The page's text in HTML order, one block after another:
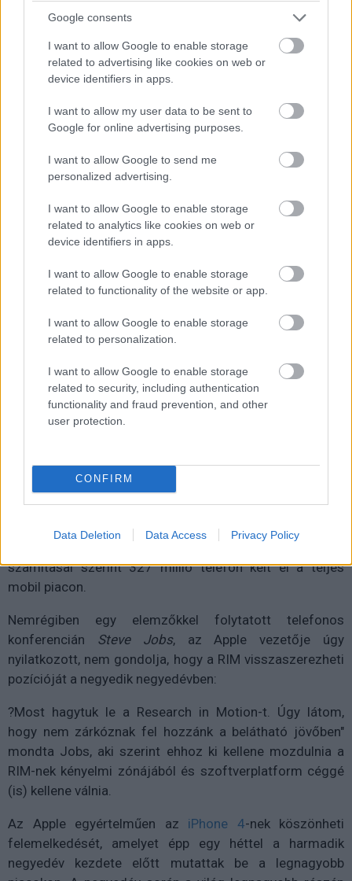
Google consents
I want to allow Google to enable storage
related to advertising like cookies on web or
device identifiers in apps.
I want to allow my user data to be sent to
Google for online advertising purposes.
I want to allow Google to send me
personalized advertising.
I want to allow Google to enable storage
related to analytics like cookies on web or
device identifiers in apps.
I want to allow Google to enable storage
related to functionality of the website or app.
I want to allow Google to enable storage
related to personalization.
I want to allow Google to enable storage
related to security, including authentication
functionality and fraud prevention, and other
user protection.
CONFIRM
Data Deletion Data Access Privacy Policy
míg a Nokia alkatrészhiánnyal küzdött, ami - a becslések
szerint néhány millió darabbal - visszafogta szállításait a
belépő szintű telefonok terén." mondtaNeil Mawston
Strategy Analytics igazgatója. Arról is szó esett, hogy a
harmadik negyedévben minden eddiginél keskenyebbre
zárult a szakadék a Nokia és a Samsung között.
A BlackBerry gyárója, a Research in Motion épp a
harmadik negyedévben szorult vissza az ötödik helyre az
Apple erős felhozatalának köszönhetően. A RIM 12,4
millió készüléket forgalmazott ebben az időszakban.
számításai szerint 327 millió telefon kelt el a teljes
mobil piacon.
Nemrégiben egy elemzőkkel folytatott telefonos
konferencián Steve Jobs, az Apple vezetője úgy
nyilatkozott, nem gondolja, hogy a RIM visszaszerezheti
pozícióját a negyedik negyedévben:
?Most hagytuk le a Research in Motion-t. Úgy látom,
hogy nem zárkóznak fel hozzánk a belátható jövőben"
mondta Jobs, aki szerint ehhoz ki kellene mozdulnia a
RIM-nek kényelmi zónájából és szoftverplatform céggé
(is) kellene válnia.
Az Apple egyértelműen az iPhone 4-nek köszönheti
felemelkedését, amelyet épp egy héttel a harmadik
negyedév kezdete előtt mutattak be a legnagyobb